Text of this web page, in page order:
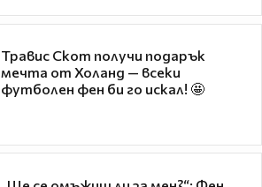
Травис Скот получи подарък
мечта от Холанд — всеки
футболен фен би го искал! 🤩